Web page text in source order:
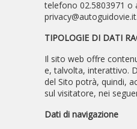
telefono 02.5803971 o
privacy@autoguidovie.it.
TIPOLOGIE DI DATI
Il sito web offre
e, talvolta, interattivo.
del Sito potrà, quindi,
sul visitatore, nei
Dati di navigazione